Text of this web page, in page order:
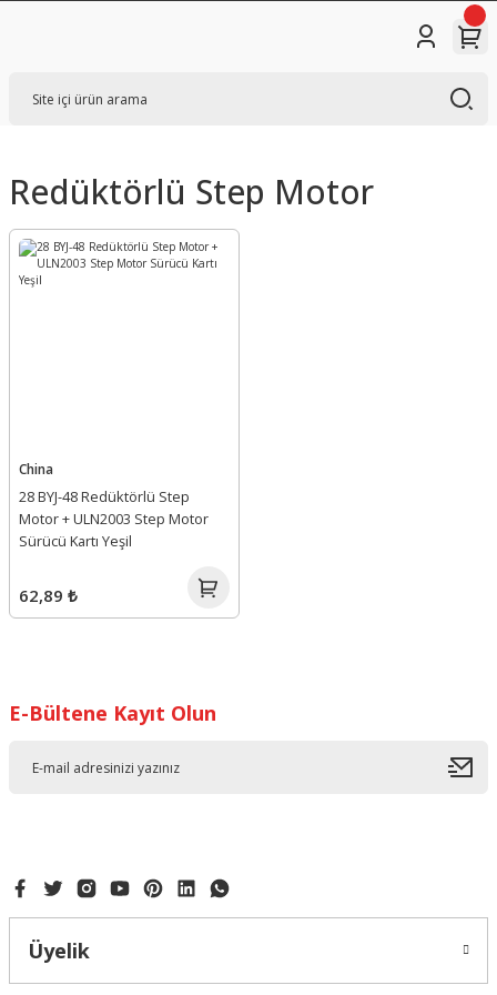
Redüktörlü Step Motor
China
28 BYJ-48 Redüktörlü Step
Motor + ULN2003 Step Motor
Sürücü Kartı Yeşil
62,89 ₺
E-Bültene Kayıt Olun
Üyelik